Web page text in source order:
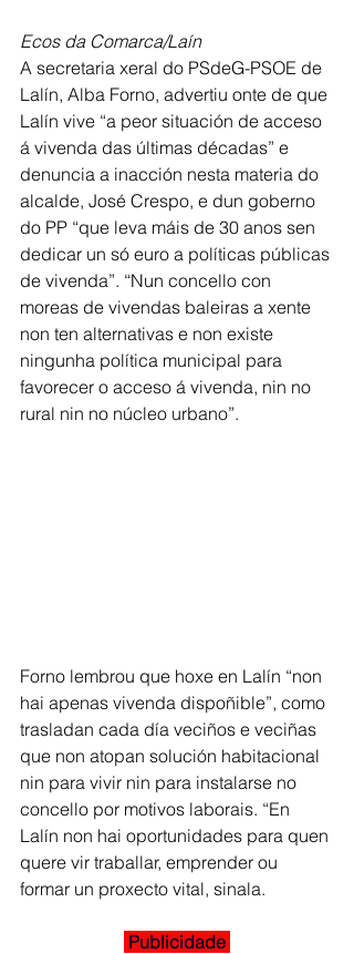
Ecos da Comarca/Laín
A secretaria xeral do PSdeG-PSOE de
Lalín, Alba Forno, advertiu onte de que
Lalín vive “a peor situación de acceso
á vivenda das últimas décadas” e
denuncia a inacción nesta materia do
alcalde, José Crespo, e dun goberno
do PP “que leva máis de 30 anos sen
dedicar un só euro a políticas públicas
de vivenda”. “Nun concello con
moreas de vivendas baleiras a xente
non ten alternativas e non existe
ningunha política municipal para
favorecer o acceso á vivenda, nin no
rural nin no núcleo urbano”.
Forno lembrou que hoxe en Lalín “non
hai apenas vivenda dispoñible”, como
trasladan cada día veciños e veciñas
que non atopan solución habitacional
nin para vivir nin para instalarse no
concello por motivos laborais. “En
Lalín non hai oportunidades para quen
quere vir traballar, emprender ou
formar un proxecto vital, sinala.
Publicidade